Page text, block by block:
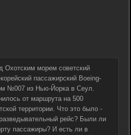
Охотским морем советский
пассажирский Boeing-
№007 из Нью-Йорка в Сеул.
от маршрута на 500
территории. Что это было -
рейс? Были ли
пассажиры? И есть ли в